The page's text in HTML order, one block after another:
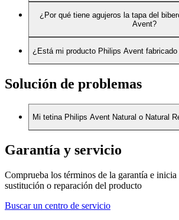
¿Por qué tiene agujeros la tapa del
Avent?
¿Está mi producto Philips Avent
Solución de problemas
Mi tetina Philips Avent Natural o Natural
Garantía y servicio
Comprueba los términos de la garantía e
sustitución o reparación del producto
Buscar un centro de servicio